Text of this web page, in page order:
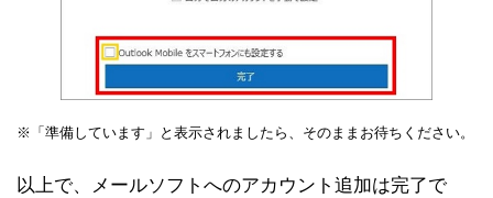
※「準備しています」と表示されましたら、そのままお待ちください。
以上で、メールソフトへのアカウント追加は完了で